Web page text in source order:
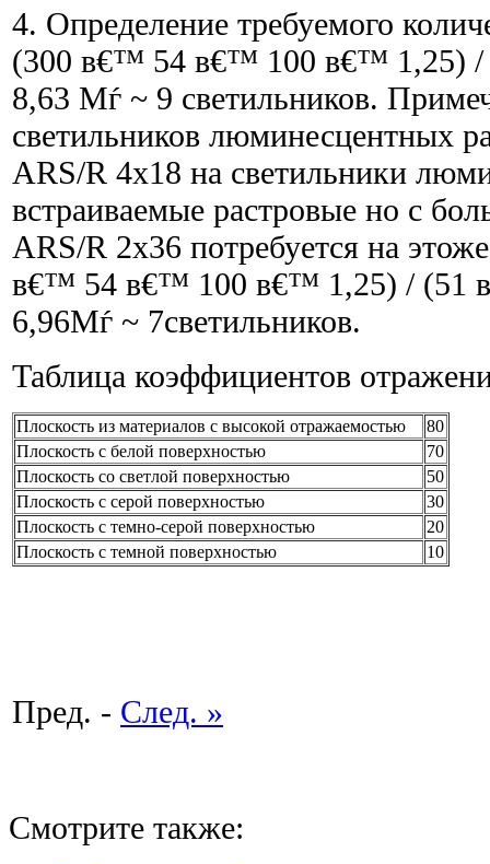
4. Определение требуемого
(300 в€™ 54 в€™ 100 в€™ 1,25)
8,63 Мѓ ~ 9 светильников.
светильников люминесцентных
ARS/R 4x18 на светильники
встраиваемые растровые но с
ARS/R 2x36 потребуется на
в€™ 54 в€™ 100 в€™ 1,25) / (51
6,96Мѓ ~ 7светильников.
Таблица коэффициентов
Плоскость из материалов с высокой отражаемостью
80
Плоскость с белой поверхностью
70
Плоскость со светлой поверхностью
50
Плоскость с серой поверхностью
30
Плоскость с темно-серой поверхностью
20
Плоскость с темной поверхностью
10
Пред. - След. »
Смотрите также: